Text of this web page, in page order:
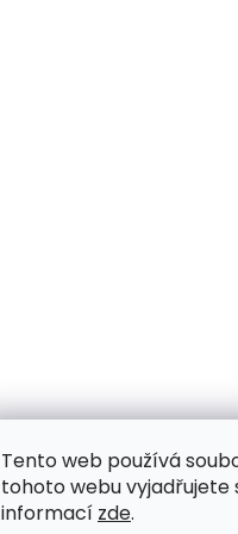
Tento web používá
tohoto webu vyjadřujete
informací zde.